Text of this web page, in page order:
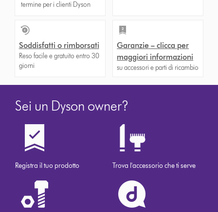
termine per i clienti Dyson
Soddisfatti o rimborsati
Reso facile e gratuito entro 30
giorni
Garanzie – clicca per
maggiori informazioni
su accessori e parti di ricambio
Sei un Dyson owner?
Registra il tuo prodotto Trova l'accessorio che ti serve